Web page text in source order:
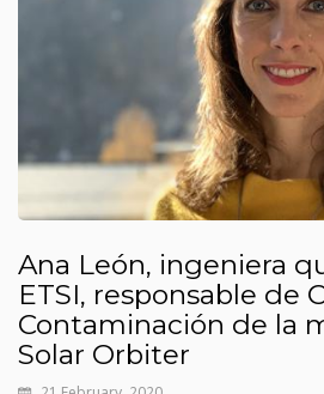
Ana León, ingeniera
ETSI, responsable de
Contaminación de la
Solar Orbiter